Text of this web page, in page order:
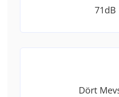
71dB
Dört